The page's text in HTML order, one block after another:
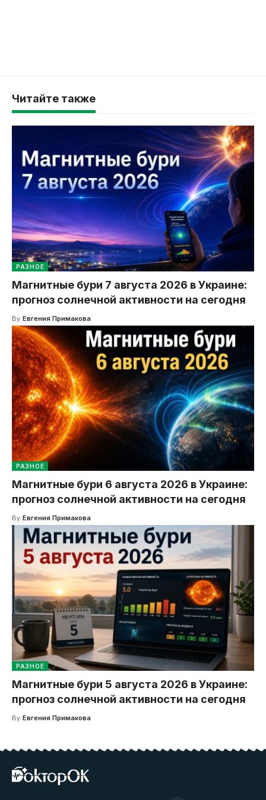
Читайте также
РАЗНОЕ
Магнитные бури 7 августа 2026 в Украине:
прогноз солнечной активности на сегодня
By Евгения Примакова
РАЗНОЕ
Магнитные бури 6 августа 2026 в Украине:
прогноз солнечной активности на сегодня
By Евгения Примакова
РАЗНОЕ
Магнитные бури 5 августа 2026 в Украине:
прогноз солнечной активности на сегодня
By Евгения Примакова